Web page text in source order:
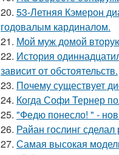
20. 53-Летняя Кэмерон
годовалым кардиналом.
21. Мой муж домой
22. История
зависит от обстоятельств.
23. Почему существует
24. Когда Софи Тернер
25. "Федю понесло! " -
26. Райан гослинг
27. Самая высокая